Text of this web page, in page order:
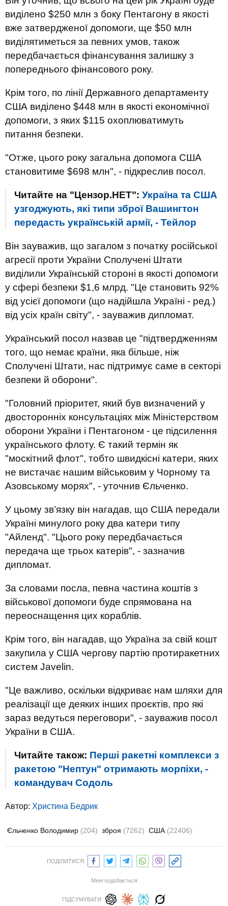
виділено $250 млн з боку Пентагону в якості
вже затвердженої допомоги, ще $50 млн
виділятиметься за певних умов, також
передбачається фінансування залишку з
попереднього фінансового року.
Крім того, по лінії Державного департаменту
США виділено $448 млн в якості економічної
допомоги, з яких $115 охоплюватимуть
питання безпеки.
"Отже, цього року загальна допомога США
становитиме $698 млн", - підкреслив посол.
Читайте на "Цензор.НЕТ": Україна та США
узгоджують, які типи зброї Вашингтон
передасть українській армії, - Тейлор
Він зауважив, що загалом з початку російської
агресії проти України Сполучені Штати
виділили Українській стороні в якості допомоги
у сфері безпеки $1,6 млрд. "Це становить 92%
від усієї допомоги (що надійшла Україні - ред.)
від усіх країн світу", - зауважив дипломат.
Український посол назвав це "підтвердженням
того, що немає країни, яка більше, ніж
Сполучені Штати, нас підтримує саме в секторі
безпеки й оборони".
"Головний пріоритет, який був визначений у
двосторонніх консультаціях між Міністерством
оборони України і Пентагоном - це підсилення
українського флоту. Є такий термін як
"москітний флот", тобто швидкісні катери, яких
не вистачає нашим військовим у Чорному та
Азовському морях", - уточнив Єльченко.
У цьому зв’язку він нагадав, що США передали
Україні минулого року два катери типу
"Айленд". "Цього року передбачається
передача ще трьох катерів", - зазначив
дипломат.
За словами посла, певна частина коштів з
військової допомоги буде спрямована на
переоснащення цих кораблів.
Крім того, він нагадав, що Україна за свій кошт
закупила у США чергову партію протиракетних
систем Javelin.
"Це важливо, оскільки відкриває нам шляхи для
реалізації ще деяких інших проєктів, про які
зараз ведуться переговори", - зауважив посол
України в США.
Читайте також: Перші ракетні комплекси з
ракетою "Нептун" отримають морпіхи, -
командувач Содоль
Автор: Христина Бедрик
Єльченко Володимир (204) зброя (7262) США (22406)
ПОДІЛИТИСЯ:
Мені подобається
ПІДСУМУВАТИ: